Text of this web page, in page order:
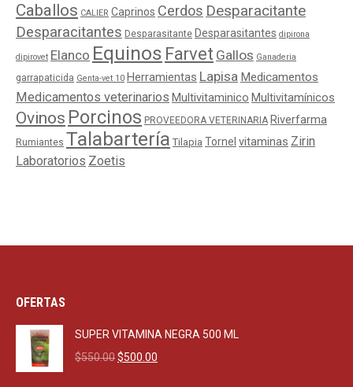
Caballos CALIER Caprinos Cerdos Desparacitante
Desparacitantes Desparasitante Desparasitantes dipirona
dipirovet Elanco Equinos Farvet Gallos Ganaderia
garrapaticida Genta-vet 10 Herramientas Lapisa Medicamentos
Medicamentos veterinarios Multivitaminico Multivitamínicos
Ovinos Porcinos PROVEEDORA VETERINARIA Riverfarma
Rumiantes Talabartería Tilapia Tornel vitaminas Zirin
Laboratorios Zoetis
OFERTAS
SUPER VITAMINA NEGRA 500 ML
$550.00Original
$500.00